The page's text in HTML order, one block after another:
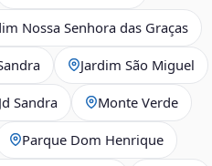
Nossa Senhora das Graças
Jardim São Miguel
Jd Sandra Monte Verde
Parque Dom Henrique